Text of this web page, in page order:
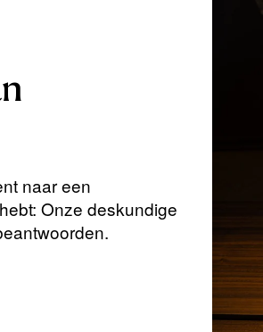
naar een
Onze deskundige